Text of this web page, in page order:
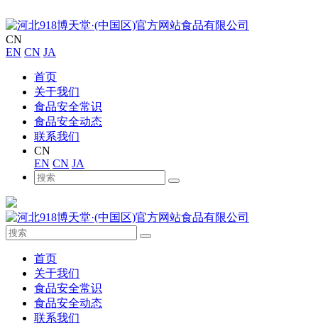
CN
EN CN JA
首页
关于我们
食品安全常识
食品安全动态
联系我们
CN
EN CN JA
首页
关于我们
食品安全常识
食品安全动态
联系我们